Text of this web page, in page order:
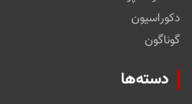
دکوراسیون
گوناگون
دسته‌ها